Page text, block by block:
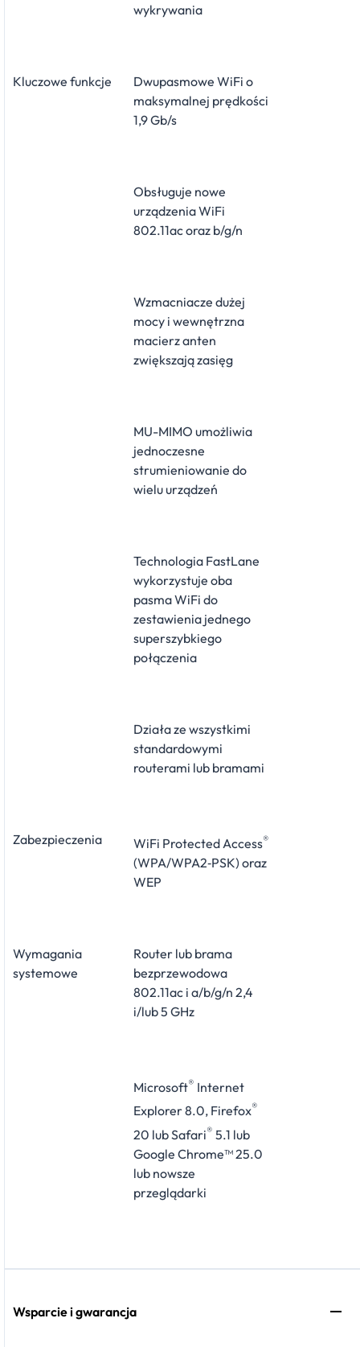
wykrywania
Kluczowe funkcje
Dwupasmowe WiFi o
maksymalnej prędkości
1,9 Gb/s
Obsługuje nowe
urządzenia WiFi
802.11ac oraz b/g/n
Wzmacniacze dużej
mocy i wewnętrzna
macierz anten
zwiększają zasięg
MU-MIMO umożliwia
jednoczesne
strumieniowanie do
wielu urządzeń
Technologia FastLane
wykorzystuje oba
pasma WiFi do
zestawienia jednego
superszybkiego
połączenia
Działa ze wszystkimi
standardowymi
routerami lub bramami
Zabezpieczenia WiFi Protected Access®
(WPA/WPA2‑PSK) oraz
WEP
Wymagania
systemowe
Router lub brama
bezprzewodowa
802.11ac i a/b/g/n 2,4
i/lub 5 GHz
Microsoft® Internet
Explorer 8.0, Firefox®
20 lub Safari® 5.1 lub
Google Chrome™ 25.0
lub nowsze
przeglądarki
Wsparcie i gwarancja